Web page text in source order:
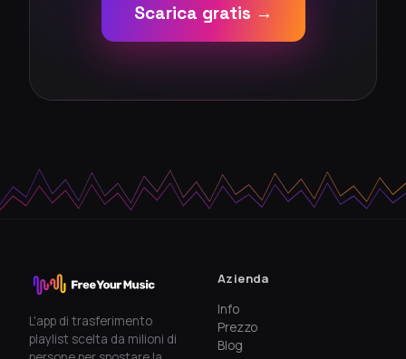
Scarica gratis →
L'app di trasferimento
playlist scelta da milioni di
Azienda
Info
Prezzo
Blog